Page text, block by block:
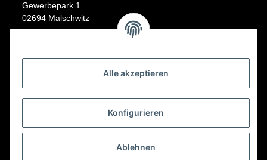
Alle akzeptieren
Konfigurieren
Ablehnen
Gewerbepark 1
02694 Malschwitz
Abholungen nur nach Terminvereinbarung.
E-Mail:sales@kfzbleche24.de
Vertrag widerrufen